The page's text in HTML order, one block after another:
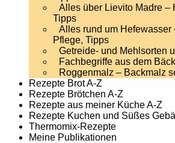
Alles über Lievito Madre –
Tipps
Alles rund um Hefewasser
Pflege, Tipps
Getreide- und Mehlsorten
Fachbegriffe aus dem
Roggenmalz – Backmalz
Rezepte Brot A-Z
Rezepte Brötchen A-Z
Rezepte aus meiner Küche A-Z
Rezepte Kuchen und Süßes
Thermomix-Rezepte
Meine Publikationen